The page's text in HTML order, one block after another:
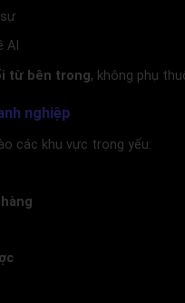
AI
từ bên trong, không phụ
nghiệp
các khu vực trọng yếu: